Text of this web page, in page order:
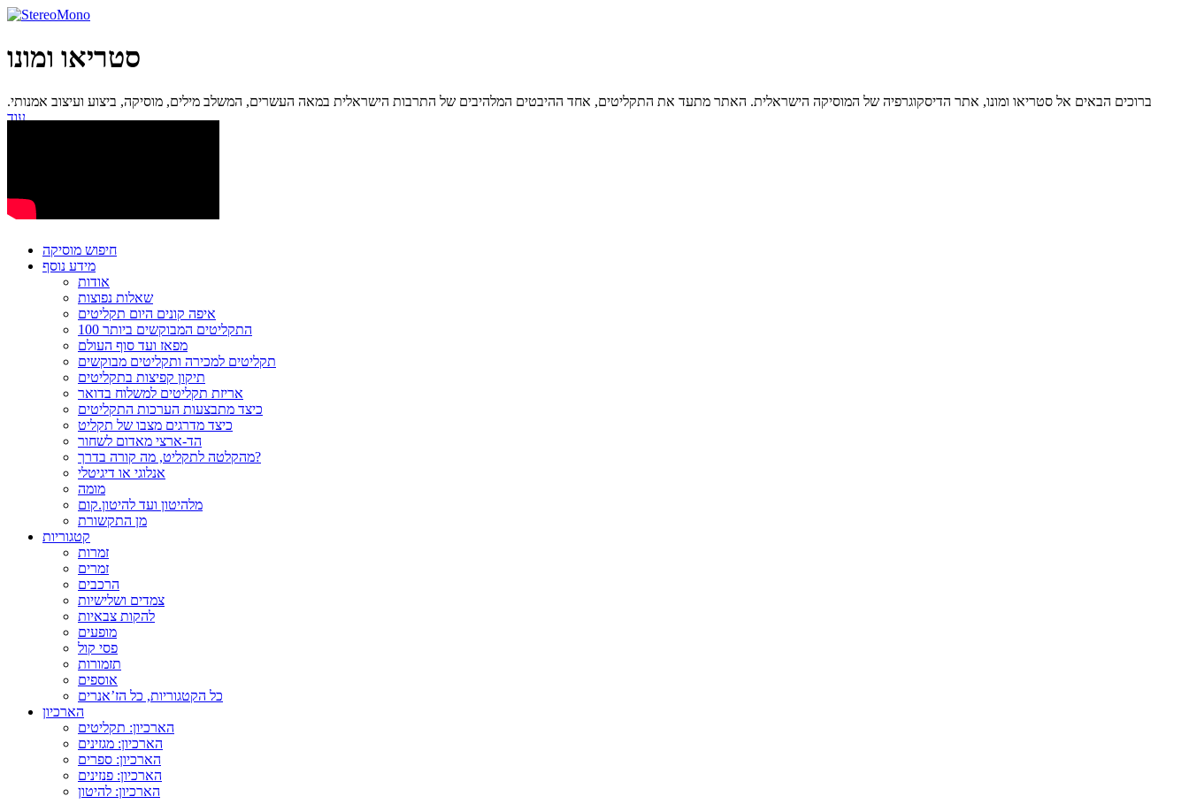
סטריאו ומונו
ברוכים הבאים אל סטריאו ומונו, אתר הדיסקוגרפיה של המוסיקה הישראלית. האתר מתעד את התקליטים, אחד ההיבטים המלהיבים של התרבות הישראלית במאה העשרים, המשלב מילים, מוסיקה, ביצוע ועיצוב אמנותי.
עוד...
חיפוש מוסיקה
מידע נוסף
אודות
שאלות נפוצות
איפה קונים היום תקליטים
100 התקליטים המבוקשים ביותר
מפאז ועד סוף העולם
תקליטים למכירה ותקליטים מבוקשים
תיקון קפיצות בתקליטים
אריזת תקליטים למשלוח בדואר
כיצד מתבצעות הערכות התקליטים
כיצד מדרגים מצבו של תקליט
הד-ארצי מאדום לשחור
מהקלטה לתקליט, מה קורה בדרך?
אנלוגי או דיגיטלי
מומה
מלהיטון ועד להיטון.קום
מן התקשורת
קטגוריות
זמרות
זמרים
הרכבים
צמדים ושלישיות
להקות צבאיות
מופעים
פסי קול
תזמורות
אוספים
כל הקטגוריות, כל הז’אנרים
הארכיון
הארכיון: תקליטים
הארכיון: מגזינים
הארכיון: ספרים
הארכיון: פנזינים
הארכיון: להיטון